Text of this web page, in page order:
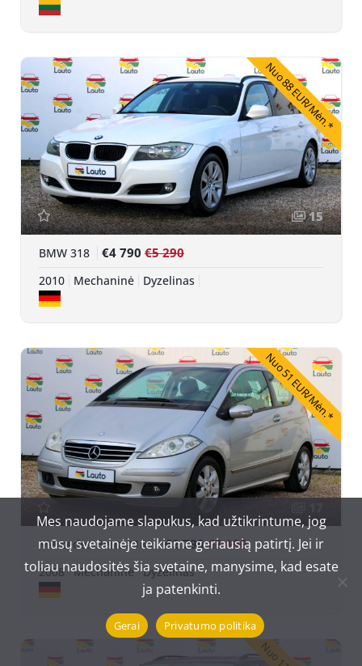
Nuo 88 EUR/Mėn.*
15
BMW 318 €4 790 €5 290
2010 Mechaninė Dyzelinas
Nuo 51 EUR/Mėn.*
Mercedes-Benz A180 €2 790€3 190
2008 Mechaninė Dyzelinas
Mes naudojame slapukus, kad užtikrintume, jog
mūsų svetainėje teikiame geriausią patirtį. Jei ir
toliau naudositės šia svetaine, manysime, kad esate
ja patenkinti.
Gerai Privatumo politika